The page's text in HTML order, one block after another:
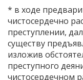
* в ходе
чистосердечно
преступлении,
существу
изложив
преступного
чистосердечном